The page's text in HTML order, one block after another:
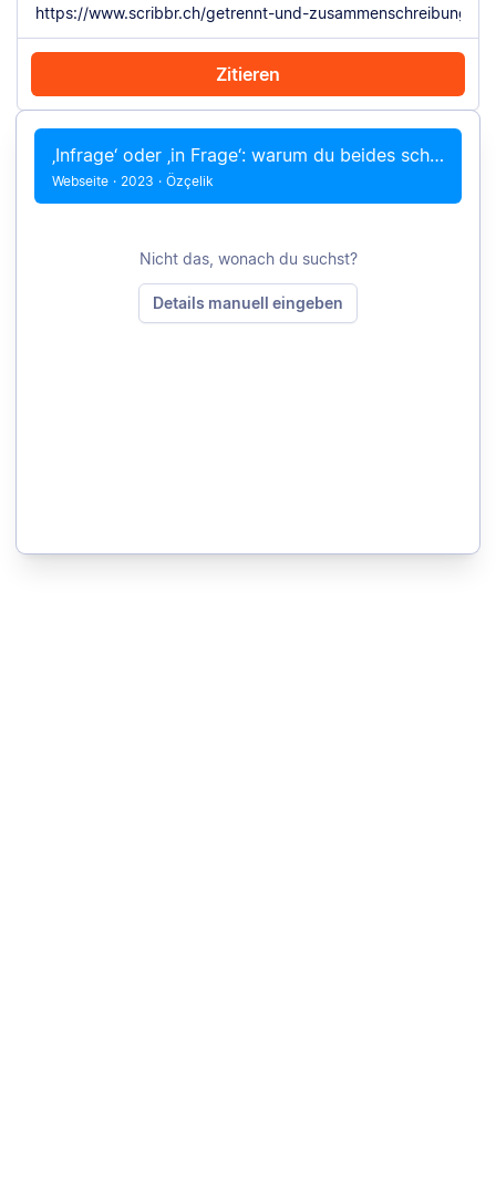
Zitieren
Mit Chrome zitieren Manuell zitieren
‚Infrage‘ oder ‚in Frage‘: warum du beides schreiben kannst
Webseite · 2023 · Özçelik
Nicht das, wonach du suchst?
Details manuell eingeben